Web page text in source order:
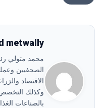
metwally
محمد متولي
الصحفيين
وكذلك
بالصناعات